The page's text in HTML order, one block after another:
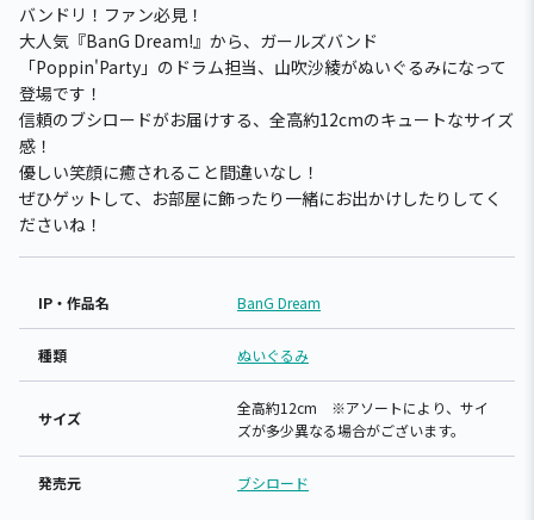
バンドリ！ファン必見！
大人気『BanG Dream!』から、ガールズバンド
「Poppin'Party」のドラム担当、山吹沙綾がぬいぐるみになって
登場です！
信頼のブシロードがお届けする、全高約12cmのキュートなサイズ
感！
優しい笑顔に癒されること間違いなし！
ぜひゲットして、お部屋に飾ったり一緒にお出かけしたりしてく
ださいね！
IP・作品名 BanG Dream
種類 ぬいぐるみ
サイズ
全高約12cm ※アソートにより、サイ
ズが多少異なる場合がございます。
発売元 ブシロード